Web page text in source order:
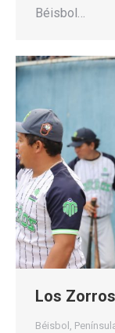
Béisbol…
Los
Béisbol ,